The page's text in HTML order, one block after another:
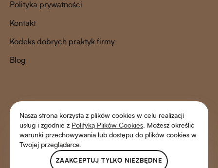
Polityka prywatności
Kontakt
Kodeks dobrych praktyk firmy
Blog
Nasza strona korzysta z plików cookies w celu realizacji
usług i zgodnie z Polityką Plików Cookies. Możesz określić
warunki przechowywania lub dostępu do plików cookies w
Twojej przeglądarce.
ZAAKCEPTUJ TYLKO NIEZBĘDNE